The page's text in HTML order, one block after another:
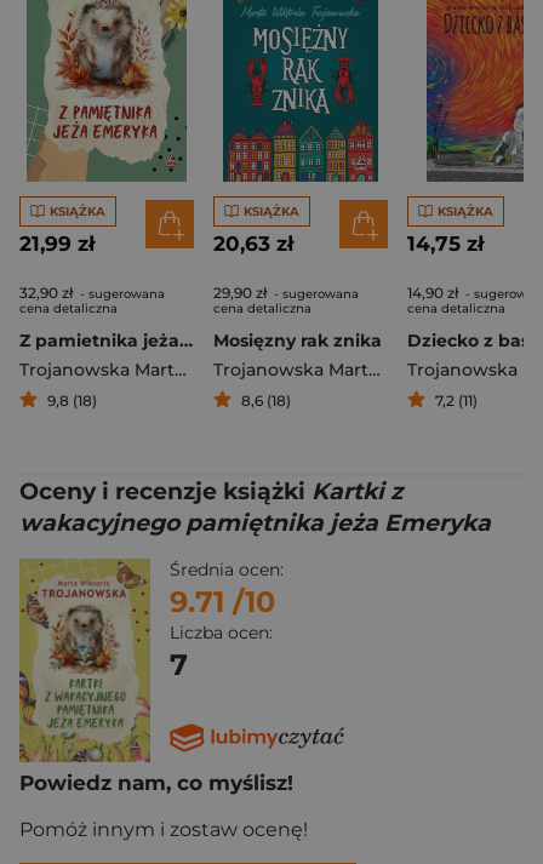
KSIĄŻKA
21,99 zł
32,90 zł - sugerowana
cena detaliczna
Z pamietnika jeża Emeryka
Trojanowska Marta Wiktoria
9,8 (18)
KSIĄŻKA
20,63 zł
29,90 zł - sugerowana
cena detaliczna
Mosięzny rak znika
Trojanowska Marta Wiktoria
8,6 (18)
KSIĄŻKA
14,75 zł
14,90 zł -
cena detaliczna
Dziecko z
7,2 (11)
Oceny i recenzje książki Kartki z
wakacyjnego pamiętnika jeża Emeryka
Średnia ocen:
9.71 /10
Liczba ocen:
7
Powiedz nam, co myślisz!
Pomóż innym i zostaw ocenę!